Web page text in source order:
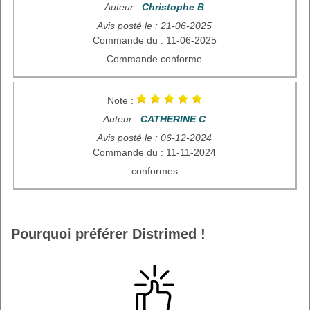
Auteur : Christophe B
Avis posté le : 21-06-2025
Commande du : 11-06-2025
Commande conforme
Note :
Auteur : CATHERINE C
Avis posté le : 06-12-2024
Commande du : 11-11-2024
conformes
Pourquoi préférer Distrimed !